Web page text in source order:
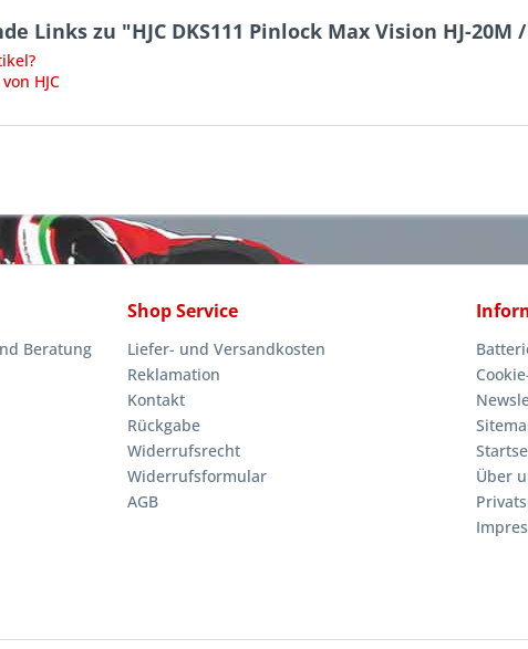
Links zu "HJC DKS111 Pinlock Max Vision HJ-20M /
HJC
Beratung
Shop Service
Liefer- und Versandkosten
Reklamation
Kontakt
Rückgabe
Widerrufsrecht
Widerrufsformular
AGB
Über